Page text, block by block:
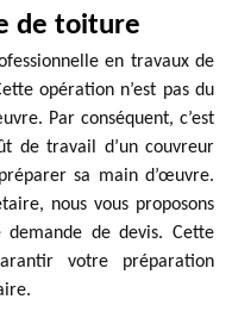
de toiture
en travaux de
opération n’est pas du
Par conséquent, c’est
de travail d’un couvreur
sa main d’œuvre.
nous vous proposons
de devis. Cette
votre préparation